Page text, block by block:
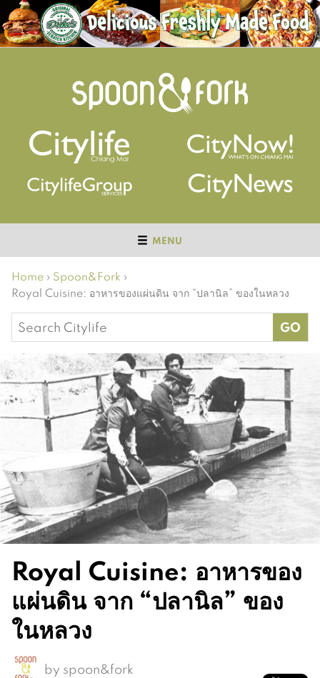
MENU
Home › Spoon&Fork ›
Royal Cuisine: อาหารของแผ่นดิน จาก “ปลานิล” ของในหลวง
Search
for:
Royal Cuisine: อาหารของ
แผ่นดิน จาก “ปลานิล” ของ
ในหลวง
by spoon&fork